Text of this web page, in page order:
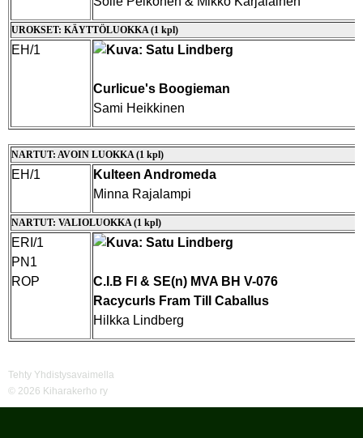
UROKSET: KÄYTTÖLUOKKA (1 kpl)
EH/1
Curlicue's Boogieman
Sami Heikkinen
NARTUT: AVOIN LUOKKA (1 kpl)
EH/1
Kulteen Andromeda
Minna Rajalampi
NARTUT: VALIOLUOKKA (1 kpl)
ERI/1
PN1
ROP
C.I.B FI & SE(n) MVA BH V-076
Racycurls Fram Till Caballus
Hilkka Lindberg
Tehty Yhdistysavaimella
© 2026 Kiharakerho ry